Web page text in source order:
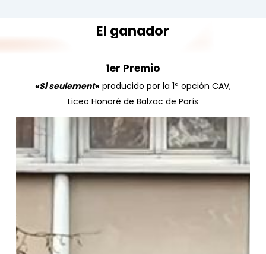
El ganador
1er Premio
«Si seulement« producido por la 1ª opción CAV,
Liceo Honoré de Balzac de París